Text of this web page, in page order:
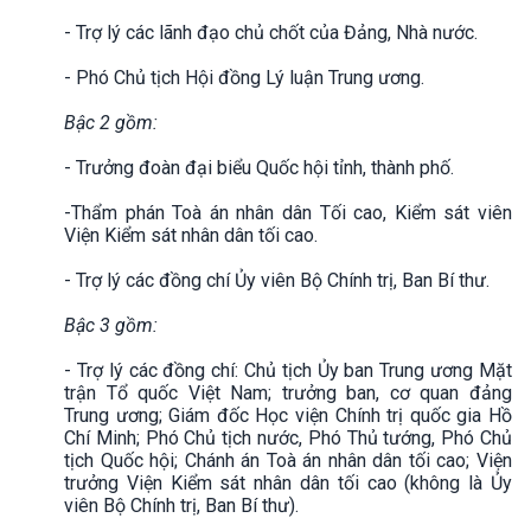
- Trợ lý các lãnh đạo chủ chốt của Đảng, Nhà nước.
- Phó Chủ tịch Hội đồng Lý luận Trung ương.
Bậc 2 gồm:
- Trưởng đoàn đại biểu Quốc hội tỉnh, thành phố.
-Thẩm phán Toà án nhân dân Tối cao, Kiểm sát viên
Viện Kiểm sát nhân dân tối cao.
- Trợ lý các đồng chí Ủy viên Bộ Chính trị, Ban Bí thư.
Bậc 3 gồm:
- Trợ lý các đồng chí: Chủ tịch Ủy ban Trung ương Mặt
trận Tổ quốc Việt Nam; trưởng ban, cơ quan đảng
Trung ương; Giám đốc Học viện Chính trị quốc gia Hồ
Chí Minh; Phó Chủ tịch nước, Phó Thủ tướng, Phó Chủ
tịch Quốc hội; Chánh án Toà án nhân dân tối cao; Viện
trưởng Viện Kiểm sát nhân dân tối cao (không là Ủy
viên Bộ Chính trị, Ban Bí thư).